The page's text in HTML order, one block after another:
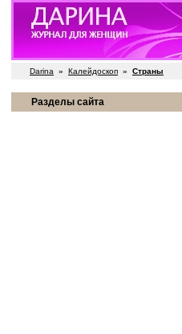
Darina » Калейдоскоп » Страны
Разделы сайта